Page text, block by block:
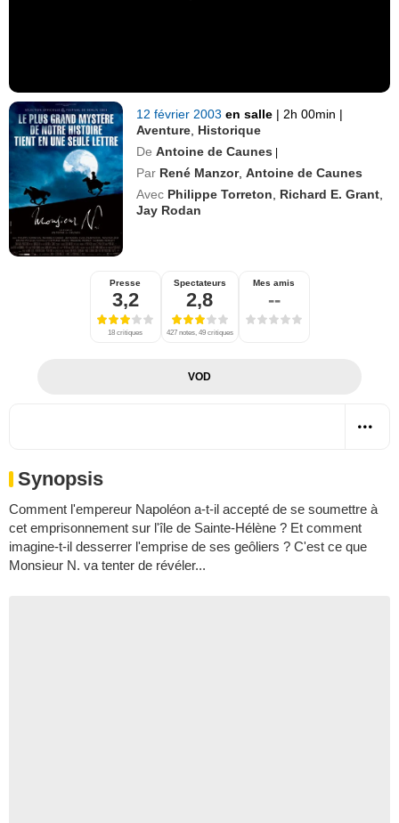
12 février 2003en salle | 2h 00min |
Aventure Historique
De Antoine de Caunes |
Par René Manzor,Antoine de Caunes
Avec Philippe Torreton Richard E. Grant
Jay Rodan
Presse
3,2
18 critiques
Spectateurs
2,8
427 notes, 49 critiques
Mes amis
--
VOD
Synopsis
Comment l'empereur Napoléon a-t-il accepté de se soumettre à
cet emprisonnement sur l'île de Sainte-Hélène ? Et comment
imagine-t-il desserrer l'emprise de ses geôliers ? C'est ce que
Monsieur N. va tenter de révéler...